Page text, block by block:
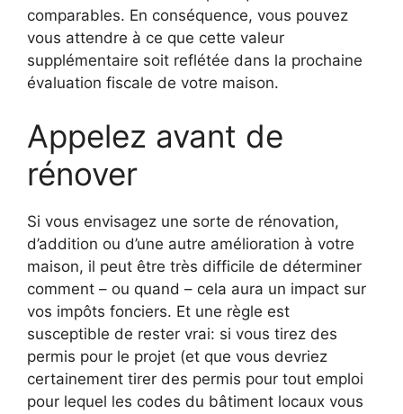
comparables. En conséquence, vous pouvez
vous attendre à ce que cette valeur
supplémentaire soit reflétée dans la prochaine
évaluation fiscale de votre maison.
Appelez avant de
rénover
Si vous envisagez une sorte de rénovation,
d’addition ou d’une autre amélioration à votre
maison, il peut être très difficile de déterminer
comment – ou quand – cela aura un impact sur
vos impôts fonciers. Et une règle est
susceptible de rester vrai: si vous tirez des
permis pour le projet (et que vous devriez
certainement tirer des permis pour tout emploi
pour lequel les codes du bâtiment locaux vous